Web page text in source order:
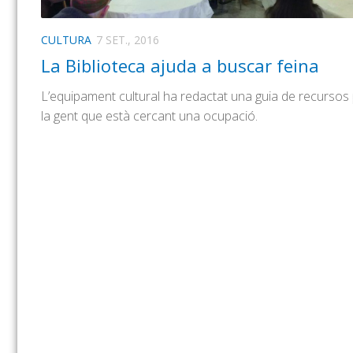
CULTURA 7 SET., 2016
La Biblioteca ajuda a buscar feina
L’equipament cultural ha redactat una guia de recursos
la gent que està cercant una ocupació.